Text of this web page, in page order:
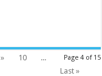
Page 4 of 15
» 10
...
Last »